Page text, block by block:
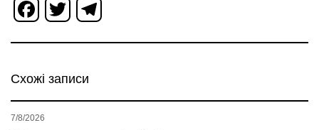
Facebook
Twitter
Схожі записи
7/8/2026